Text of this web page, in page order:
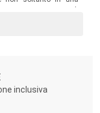
riflessione sul diritto
offrendo soluzioni.
inclusiva